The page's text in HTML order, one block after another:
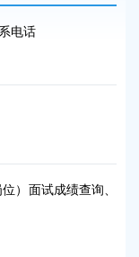
钟荣华等同志职务任
俞英同志免职的通知
企业实行其他工作时间